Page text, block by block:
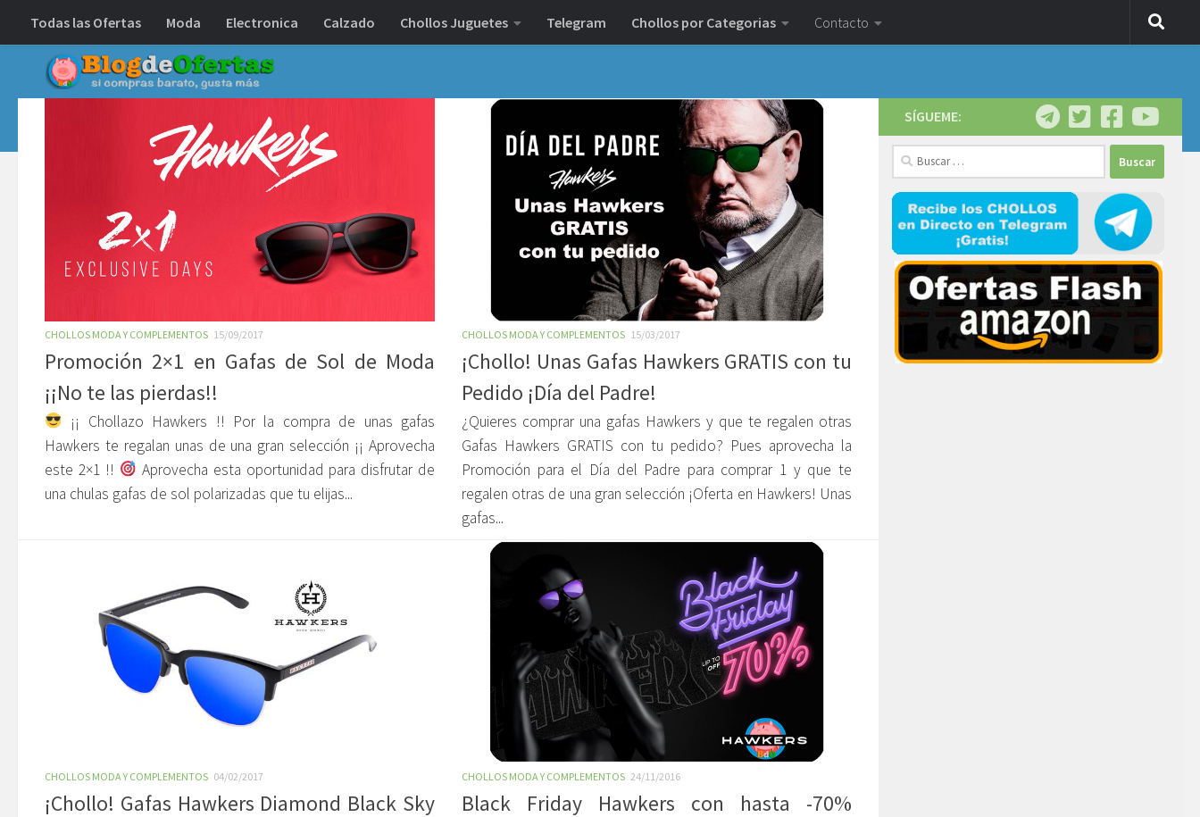
Debajo del contenido
Todas las Ofertas Moda Electronica Calzado Chollos Juguetes Telegram Chollos por Categorias Contacto
CHOLLOS MODA Y COMPLEMENTOS 15/09/2017
Promoción 2×1 en Gafas de Sol de Moda
¡¡No te las pierdas!!
¡¡ Chollazo Hawkers !! Por la compra de unas gafas
Hawkers te regalan unas de una gran selección ¡¡ Aprovecha
este 2×1 !!
Aprovecha esta oportunidad para disfrutar de
una chulas gafas de sol polarizadas que tu elijas...
CHOLLOS MODA Y COMPLEMENTOS 15/03/2017
¡Chollo! Unas Gafas Hawkers GRATIS con tu
Pedido ¡Día del Padre!
¿Quieres comprar una gafas Hawkers y que te regalen otras
Gafas Hawkers GRATIS con tu pedido? Pues aprovecha la
Promoción para el Día del Padre para comprar 1 y que te
regalen otras de una gran selección ¡Oferta en Hawkers! Unas
gafas...
CHOLLOS MODA Y COMPLEMENTOS 04/02/2017
¡Chollo! Gafas Hawkers Diamond Black Sky
CHOLLOS MODA Y COMPLEMENTOS 24/11/2016
Black Friday Hawkers con hasta -70%
SÍGUEME:
Buscar: